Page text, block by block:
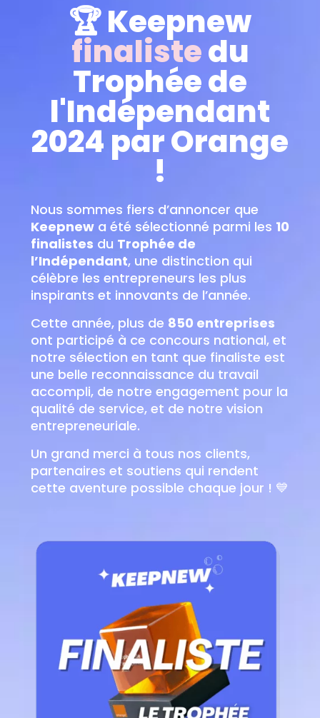
🏆 Keepnew
finalistedu
Trophée de
l'Indépendant
2024 par Orange
!
Nous sommes fiers d’annoncer que
Keepnew a été sélectionné parmi les 10
finalistes du Trophée de
l’Indépendant, une distinction qui
célèbre les entrepreneurs les plus
inspirants et innovants de l’année.
Cette année, plus de 850 entreprises
ont participé à ce concours national, et
notre sélection en tant que finaliste est
une belle reconnaissance du travail
accompli, de notre engagement pour la
qualité de service, et de notre vision
entrepreneuriale.
Un grand merci à tous nos clients,
partenaires et soutiens qui rendent
cette aventure possible chaque jour ! 💙